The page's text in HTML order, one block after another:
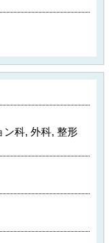
ン科, 外科, 整形